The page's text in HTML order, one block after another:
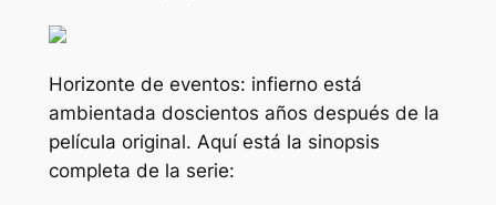
Horizonte de eventos: infierno está
ambientada doscientos años después de la
película original. Aquí está la sinopsis
completa de la serie: